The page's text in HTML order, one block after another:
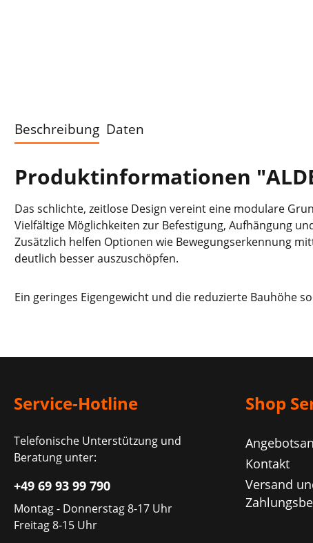
Beschreibung Daten
Produktinformationen
Das schlichte, zeitlose Design vereint eine modulare
Vielfältige Möglichkeiten zur Befestigung, Aufhängung
Zusätzlich helfen Optionen wie Bewegungserkennung
deutlich besser auszuschöpfen.
Ein geringes Eigengewicht und die reduzierte Bauhöhe
Service-Hotline
Telefonische Unterstützung und
Beratung unter:
+49 69 93 99 790
Montag - Donnerstag 8-17 Uhr
Freitag 8-15 Uhr
Shop
Kontakt
Versand